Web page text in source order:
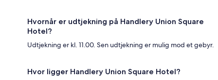
Hvornår er udtjekning på Handlery Union Square
Hotel?
Udtjekning er kl. 11.00. Sen udtjekning er mulig mod et gebyr.
Hvor ligger Handlery Union Square Hotel?